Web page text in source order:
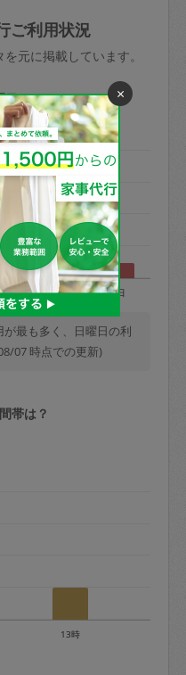
ャンセル＝依頼
額
午前9時開始の場
はキャンセル料が
まで＝依頼料金の
まで＝依頼金額の
依頼金額の100%
ャンセル＝依頼
額
る場合、毎週定
は月1回までキャ
について：
象外となるので
ください：初めて
くてはいけない点
ご利用状況
元に掲載しています。
日は？
金 土 日
最も多く、日曜日の利
07 時点での更新)
帯は？
13時
×